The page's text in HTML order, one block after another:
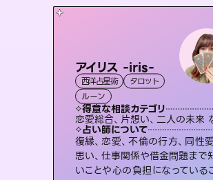
アイリス -iris-
西洋占星術
タロット
ルーン
得意な相談カテゴリ
恋愛総合、片想い、二人の未来
占い師について
復縁、恋愛、不倫の行方、同性
思い、仕事関係や借金問題まで
いことや心の負担になっている
おう 霊感オラクル
霊視・オーラ
オラクルカード
得意な相談カテゴリ
恋愛総合、あの人の気持ち
占い師について
霊視×オラクルカードを使って
「未来」そして「気になるあの
ち」まで丁寧に読み解き、恋や
桃源珠羽（ とうげんみう）
霊視・オーラ
スピリチュアル・リーディング
得意な相談カテゴリ
片想い、あの人の気持ち、
占い師について
恋愛のお悩みの中でも特に
係」の相談を得意としてお
恋人未満なお相手との今後
未来視師＊花
霊視・オーラ
スピリチュアル・リーディング
得意な相談カテゴリ
出逢い、片想い、復縁
占い師について
彗望
スピリチュアル・リーディ
得意な相談カテゴリ
片想い、あの人の気持
占い師について
3,700年以上の歴史を
占術「易占」で詳細まで
かう道筋を示します。厳
体的な対策をお伝えし
セラピスト理恵
霊視・オーラ タロ
スピリチュアル・リーディ
得意な相談カテゴ
片想い、二人の未来、
占い師について
連絡再開、復縁、成就
多数。セラピストとし
験があるからこそでき